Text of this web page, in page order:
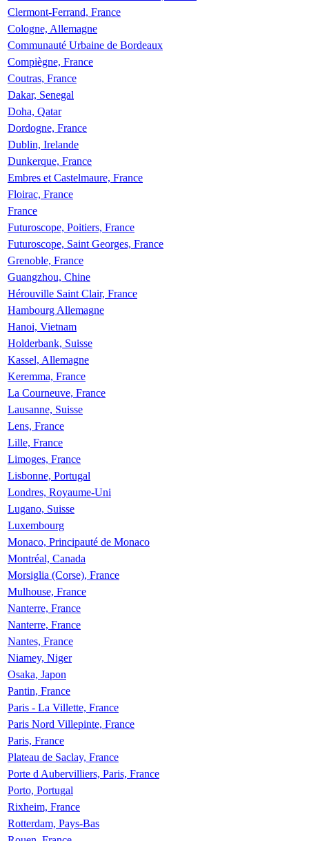
Clermont-Ferrand, France
Cologne, Allemagne
Communauté Urbaine de Bordeaux
Compiègne, France
Coutras, France
Dakar, Senegal
Doha, Qatar
Dordogne, France
Dublin, Irelande
Dunkerque, France
Embres et Castelmaure, France
Floirac, France
France
Futuroscope, Poitiers, France
Futuroscope, Saint Georges, France
Grenoble, France
Guangzhou, Chine
Hérouville Saint Clair, France
Hambourg Allemagne
Hanoi, Vietnam
Holderbank, Suisse
Kassel, Allemagne
Keremma, France
La Courneuve, France
Lausanne, Suisse
Lens, France
Lille, France
Limoges, France
Lisbonne, Portugal
Londres, Royaume-Uni
Lugano, Suisse
Luxembourg
Monaco, Principauté de Monaco
Montréal, Canada
Morsiglia (Corse), France
Mulhouse, France
Nanterre, France
Nanterre, France
Nantes, France
Niamey, Niger
Osaka, Japon
Pantin, France
Paris - La Villette, France
Paris Nord Villepinte, France
Paris, France
Plateau de Saclay, France
Porte d Aubervilliers, Paris, France
Porto, Portugal
Rixheim, France
Rotterdam, Pays-Bas